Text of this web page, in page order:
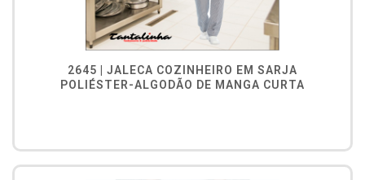
2645 | JALECA COZINHEIRO EM SARJA
POLIÉSTER-ALGODÃO DE MANGA CURTA